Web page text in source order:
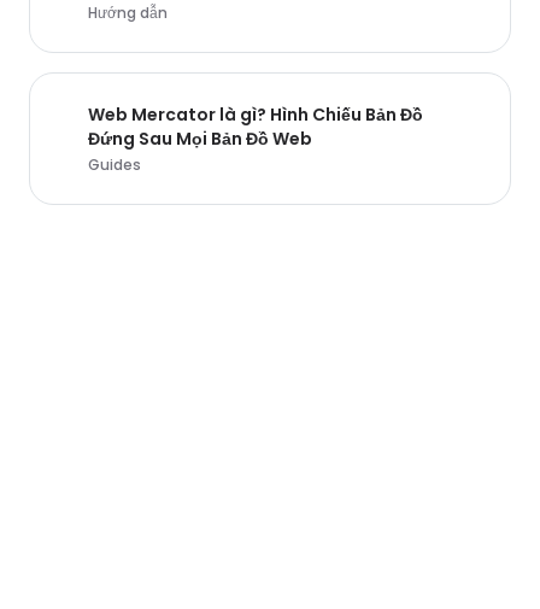
Hướng dẫn
Web Mercator là gì? Hình Chiếu Bản Đồ
Đứng Sau Mọi Bản Đồ Web
Guides